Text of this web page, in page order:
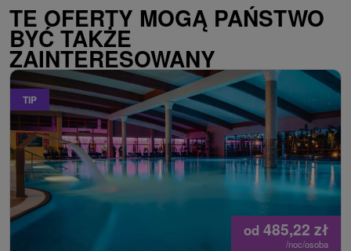
TE OFERTY MOGĄ PAŃSTWO
BYĆ TAKŻE
ZAINTERESOWANY
TIP
od 485,22 zł
/noc/osoba